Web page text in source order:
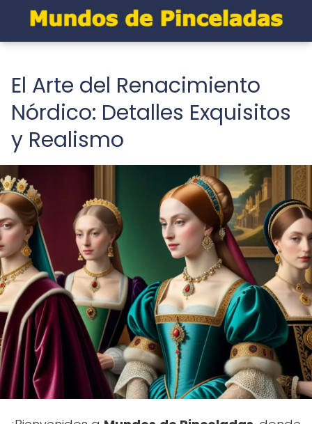
El Arte del Renacimiento
Nórdico: Detalles Exquisitos
y Realismo